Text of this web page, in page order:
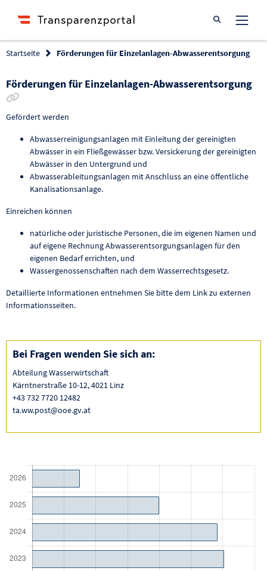
Suche öffnen
Startseite Förderungen für Einzelanlagen-Abwasserentsorgung
Förderungen für Einzelanlagen-Abwasserentsorgung
Gefördert werden
Abwasserreinigungsanlagen mit Einleitung der gereinigten
Abwässer in ein Fließgewässer bzw. Versickerung der gereinigten
Abwässer in den Untergrund und
Abwasserableitungsanlagen mit Anschluss an eine öffentliche
Kanalisationsanlage.
Einreichen können
natürliche oder juristische Personen, die im eigenen Namen und
auf eigene Rechnung Abwasserentsorgungsanlagen für den
eigenen Bedarf errichten, und
Wassergenossenschaften nach dem Wasserrechtsgesetz.
Detaillierte Informationen entnehmen Sie bitte dem Link zu externen
Informationsseiten.
Bei Fragen wenden Sie sich an:
Abteilung Wasserwirtschaft
Kärntnerstraße 10-12, 4021 Linz
+43 732 7720 12482
ta.ww.post@ooe.gv.at